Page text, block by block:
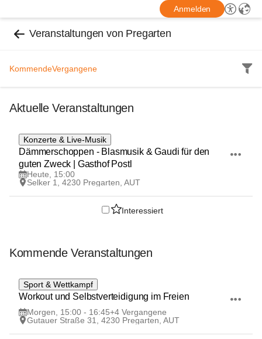
Anmelden
Veranstaltungen von Pregarten
KommendeVergangene
Aktuelle Veranstaltungen
8
AUG
Konzerte & Live-Musik
Dämmerschoppen - Blasmusik & Gaudi für den
guten Zweck | Gasthof Postl
Heute, 15:00
Selker 1, 4230 Pregarten, AUT
Interessiert
Kommende Veranstaltungen
9
AUG
Sport & Wettkampf
Workout und Selbstverteidigung im Freien
Morgen, 15:00 - 16:45+4 Vergangene
Gutauer Straße 31, 4230 Pregarten, AUT